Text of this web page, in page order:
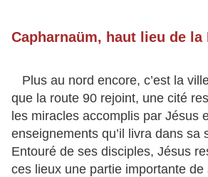
Capharnaüm, haut lieu de la
Plus au nord encore, c’est la
que la route 90 rejoint, une cité
les miracles accomplis par Jésus
enseignements qu’il livra dans sa
Entouré de ses disciples, Jésus
ces lieux une partie importante de